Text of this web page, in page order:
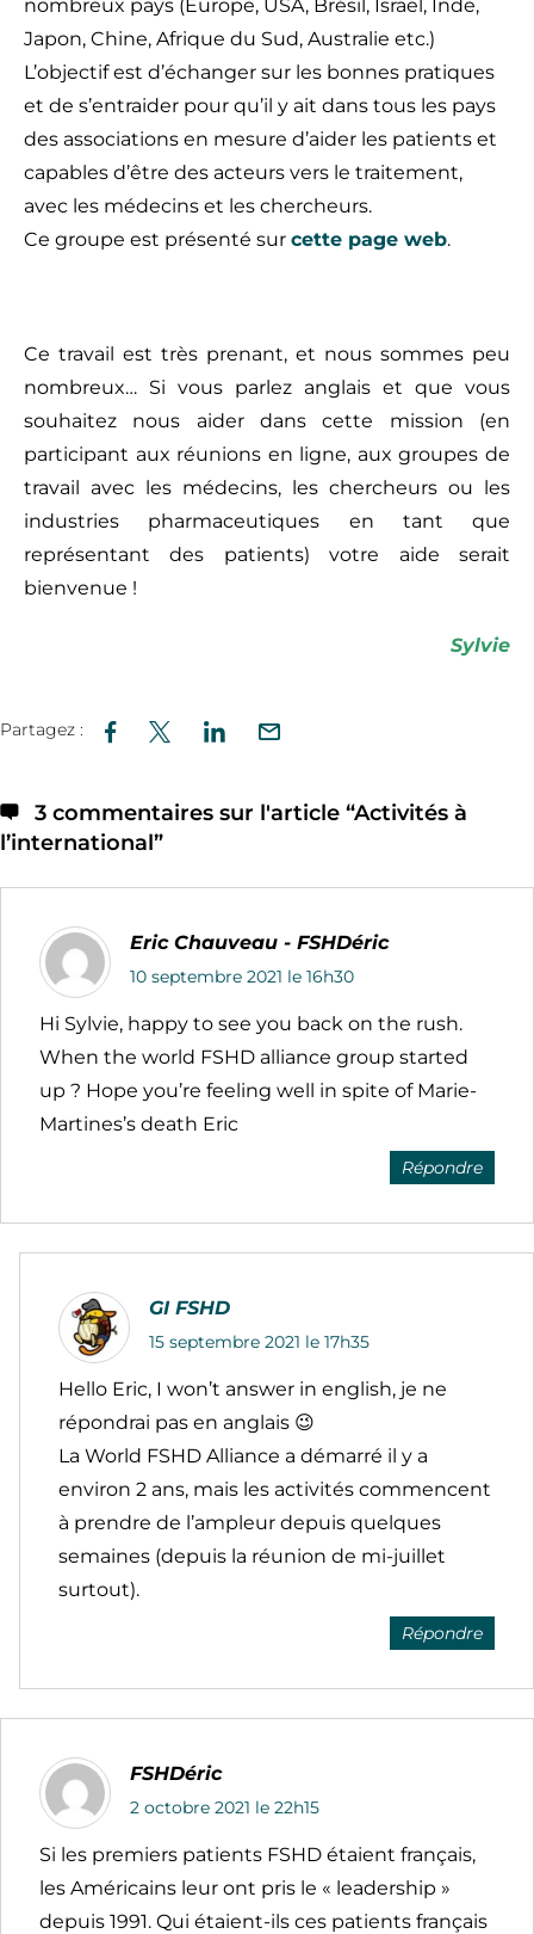
nombreux pays (Europe, USA, Brésil, Israël, Inde,
Japon, Chine, Afrique du Sud, Australie etc.)
L’objectif est d’échanger sur les bonnes pratiques
et de s’entraider pour qu’il y ait dans tous les pays
des associations en mesure d’aider les patients et
capables d’être des acteurs vers le traitement,
avec les médecins et les chercheurs.
Ce groupe est présenté sur cette page web.
Ce travail est très prenant, et nous sommes peu
nombreux… Si vous parlez anglais et que vous
souhaitez nous aider dans cette mission (en
participant aux réunions en ligne, aux groupes de
travail avec les médecins, les chercheurs ou les
industries pharmaceutiques en tant que
représentant des patients) votre aide serait
bienvenue !
Sylvie
Partagez :
3 commentaires sur l'article “Activités à
l’international”
Eric Chauveau - FSHDéric
10 septembre 2021 le 16h30
Hi Sylvie, happy to see you back on the rush.
When the world FSHD alliance group started
up ? Hope you’re feeling well in spite of Marie-
Martines’s death Eric
Répondre
GI FSHD
15 septembre 2021 le 17h35
Hello Eric, I won’t answer in english, je ne
répondrai pas en anglais 😉
La World FSHD Alliance a démarré il y a
environ 2 ans, mais les activités commencent
à prendre de l’ampleur depuis quelques
semaines (depuis la réunion de mi-juillet
surtout).
Répondre
FSHDéric
2 octobre 2021 le 22h15
Si les premiers patients FSHD étaient français,
les Américains leur ont pris le « leadership »
depuis 1991. Qui étaient-ils ces patients français